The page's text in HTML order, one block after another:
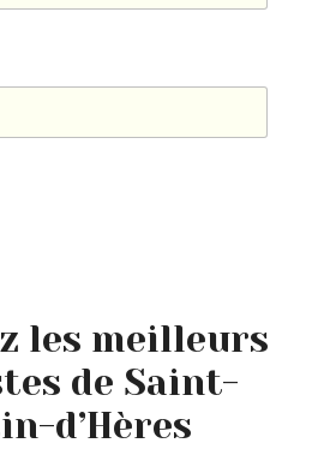
les meilleurs
de Saint-
d’Hères